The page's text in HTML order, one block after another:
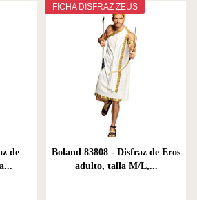
de
FICHA DISFRAZ ZEUS
Boland 83808 - Disfraz de Eros
adulto, talla M/L,...